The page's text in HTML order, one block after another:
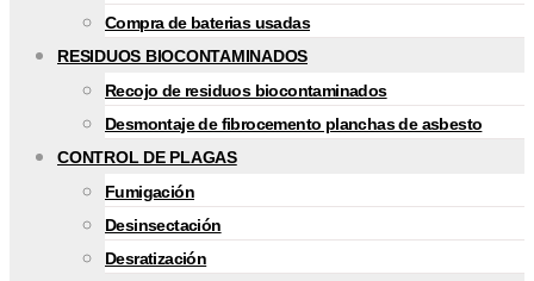
Compra de baterias usadas
RESIDUOS BIOCONTAMINADOS
Recojo de residuos biocontaminados
Desmontaje de fibrocemento planchas de asbesto
CONTROL DE PLAGAS
Fumigación
Desinsectación
Desratización